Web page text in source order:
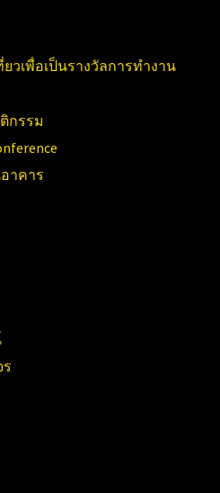
วเพื่อเป็นรางวัลการทำงาน
กรรม
าคาร